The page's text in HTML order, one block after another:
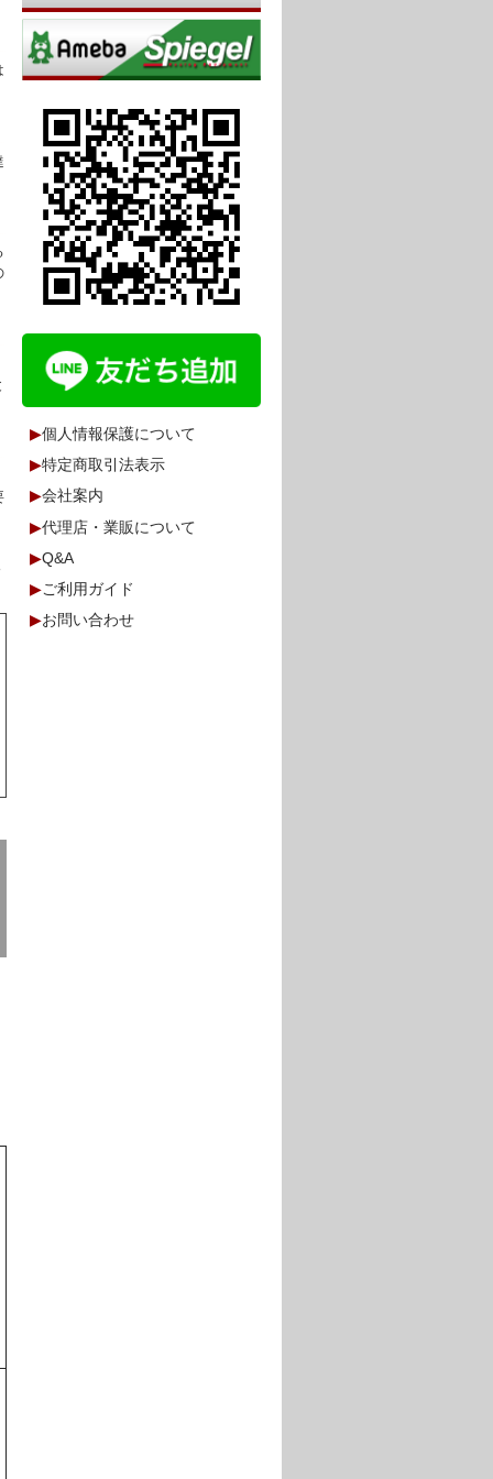
▶個人情報保護について
▶特定商取引法表示
▶会社案内
▶代理店・業販について
▶Q&A
▶ご利用ガイド
▶お問い合わせ